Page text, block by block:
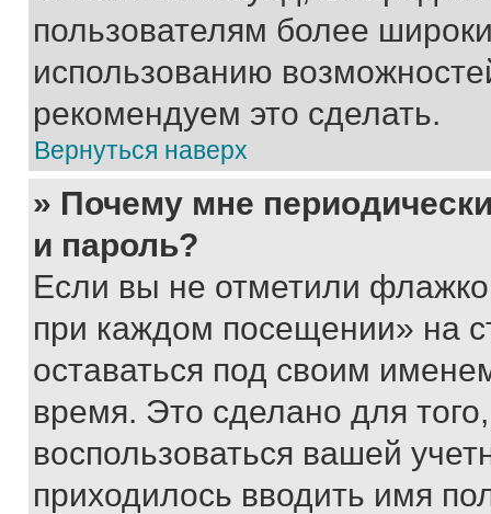
пользователям более
использованию
рекомендуем это сделать.
Вернуться наверх
» Почему мне
и пароль?
Если вы не отметили
при каждом посещении» на
оставаться под своим
время. Это сделано для
воспользоваться вашей
приходилось вводить имя